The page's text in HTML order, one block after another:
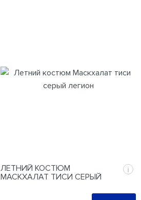
ЛЕТНИЙ КОСТЮМ
МАСКХАЛАТ ТИСИ СЕРЫЙ
i